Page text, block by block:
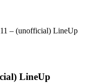
– (unofficial) LineUp
LineUp